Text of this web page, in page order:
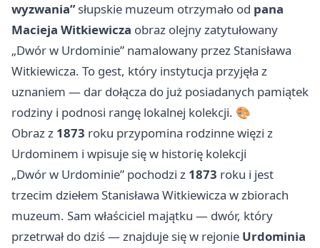
wyzwania”słupskie muzeum otrzymało od pana
Macieja Witkiewicza obraz olejny zatytułowany
„Dwór w Urdominie” namalowany przez Stanisława
Witkiewicza. To gest, który instytucja przyjęła z
uznaniem — dar dołącza do już posiadanych pamiątek
rodziny i podnosi rangę lokalnej kolekcji. 🎨
Obraz z 1873 roku przypomina rodzinne więzi z
Urdominem i wpisuje się w historię kolekcji
„Dwór w Urdominie” pochodzi z 1873 roku i jest
trzecim dziełem Stanisława Witkiewicza w zbiorach
muzeum. Sam właściciel majątku — dwór, który
przetrwał do dziś — znajduje się w rejonie Urdominia